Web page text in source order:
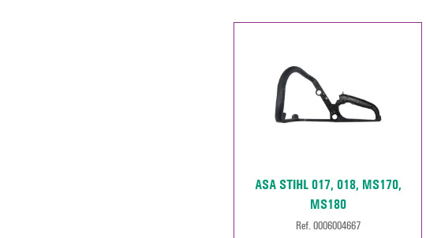
ASA STIHL 017, 018, MS170,
MS180
Ref. 0006004667